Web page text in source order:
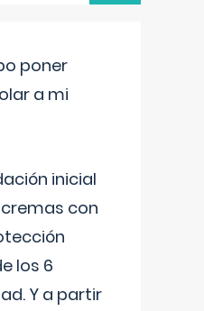
poner
a mi
inicial
con
los 6
Y a partir